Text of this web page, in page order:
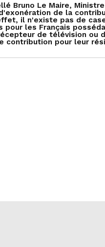
Bruno Le Maire,
de la
il n'existe pas de
pour les Français
de télévision ou
contribution pour leur